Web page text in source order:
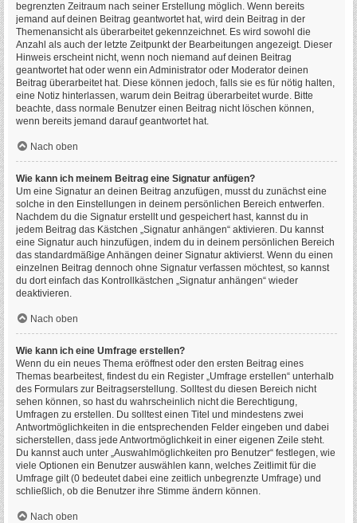
begrenzten Zeitraum nach seiner Erstellung möglich. Wenn bereits
jemand auf deinen Beitrag geantwortet hat, wird dein Beitrag in der
Themenansicht als überarbeitet gekennzeichnet. Es wird sowohl die
Anzahl als auch der letzte Zeitpunkt der Bearbeitungen angezeigt. Dieser
Hinweis erscheint nicht, wenn noch niemand auf deinen Beitrag
geantwortet hat oder wenn ein Administrator oder Moderator deinen
Beitrag überarbeitet hat. Diese können jedoch, falls sie es für nötig halten,
eine Notiz hinterlassen, warum dein Beitrag überarbeitet wurde. Bitte
beachte, dass normale Benutzer einen Beitrag nicht löschen können,
wenn bereits jemand darauf geantwortet hat.
Nach oben
Wie kann ich meinem Beitrag eine Signatur anfügen?
Um eine Signatur an deinen Beitrag anzufügen, musst du zunächst eine
solche in den Einstellungen in deinem persönlichen Bereich entwerfen.
Nachdem du die Signatur erstellt und gespeichert hast, kannst du in
jedem Beitrag das Kästchen „Signatur anhängen“ aktivieren. Du kannst
eine Signatur auch hinzufügen, indem du in deinem persönlichen Bereich
das standardmäßige Anhängen deiner Signatur aktivierst. Wenn du einen
einzelnen Beitrag dennoch ohne Signatur verfassen möchtest, so kannst
du dort einfach das Kontrollkästchen „Signatur anhängen“ wieder
deaktivieren.
Nach oben
Wie kann ich eine Umfrage erstellen?
Wenn du ein neues Thema eröffnest oder den ersten Beitrag eines
Themas bearbeitest, findest du ein Register „Umfrage erstellen“ unterhalb
des Formulars zur Beitragserstellung. Solltest du diesen Bereich nicht
sehen können, so hast du wahrscheinlich nicht die Berechtigung,
Umfragen zu erstellen. Du solltest einen Titel und mindestens zwei
Antwortmöglichkeiten in die entsprechenden Felder eingeben und dabei
sicherstellen, dass jede Antwortmöglichkeit in einer eigenen Zeile steht.
Du kannst auch unter „Auswahlmöglichkeiten pro Benutzer“ festlegen, wie
viele Optionen ein Benutzer auswählen kann, welches Zeitlimit für die
Umfrage gilt (0 bedeutet dabei eine zeitlich unbegrenzte Umfrage) und
schließlich, ob die Benutzer ihre Stimme ändern können.
Nach oben